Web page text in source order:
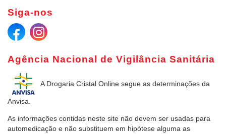
Agência Nacional de Vigilância Sanitária
A Drogaria Cristal Online segue as determinações da
Anvisa.
As informações contidas neste site não devem ser usadas para
automedicação e não substituem em hipótese alguma as
Siga-nos